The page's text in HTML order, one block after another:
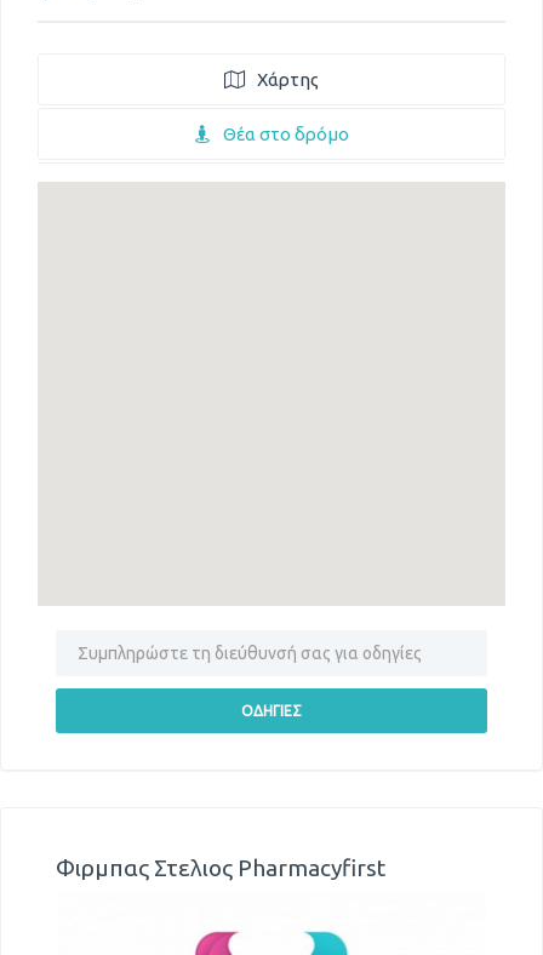
Χάρτης
Θέα στο δρόμο
Φιρμπας Στελιος Pharmacyfirst